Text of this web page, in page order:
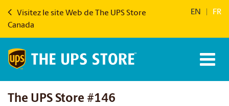
Visitez le site Web de The UPS Store
Canada
EN FR
The UPS Store #146